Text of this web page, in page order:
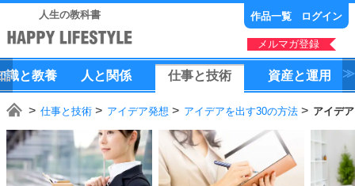
人生の教科書 作品一覧 ログイン
メルマガ登録
識と教養 人 と 関係 仕事と技術 資産と運用
仕事と技術 アイデア発想 アイデアを出す30の方法 アイデ